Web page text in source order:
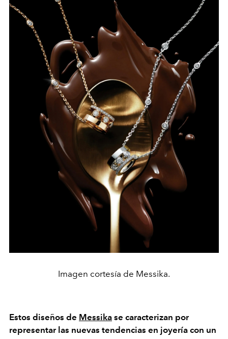
Imagen cortesía de Messika.
Estos diseños de Messika se caracterizan por
representar las nuevas tendencias en joyería con un